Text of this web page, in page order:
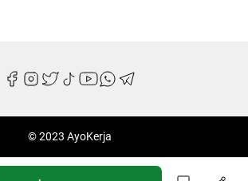
© 2023 AyoKerja